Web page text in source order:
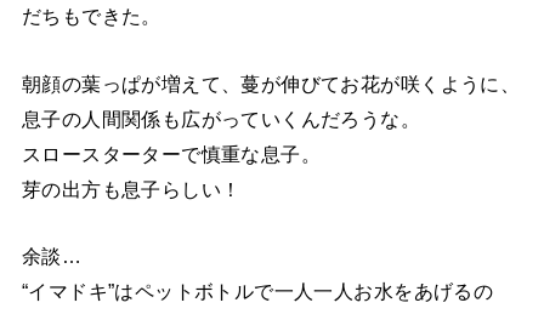
だちもできた。
朝顔の葉っぱが増えて、蔓が伸びてお花が咲くように、
息子の人間関係も広がっていくんだろうな。
スロースターターで慎重な息子。
芽の出方も息子らしい！
余談…
“イマドキ”はペットボトルで一人一人お水をあげるの